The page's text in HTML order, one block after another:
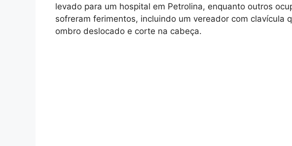
levado para um hospital em Petrolina, enquanto outros
sofreram ferimentos, incluindo um vereador com clavícula
ombro deslocado e corte na cabeça.